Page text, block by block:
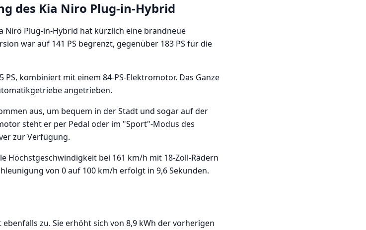
des Kia Niro Plug-in-Hybrid
Niro Plug-in-Hybrid hat kürzlich eine brandneue
war auf 141 PS begrenzt, gegenüber 183 PS für die
PS, kombiniert mit einem 84-PS-Elektromotor. Das Ganze
angetrieben.
aus, um bequem in der Stadt und sogar auf der
steht er per Pedal oder im "Sport"-Modus des
zur Verfügung.
Höchstgeschwindigkeit bei 161 km/h mit 18-Zoll-Rädern
von 0 auf 100 km/h erfolgt in 9,6 Sekunden.
zu. Sie erhöht sich von 8,9 kWh der vorherigen